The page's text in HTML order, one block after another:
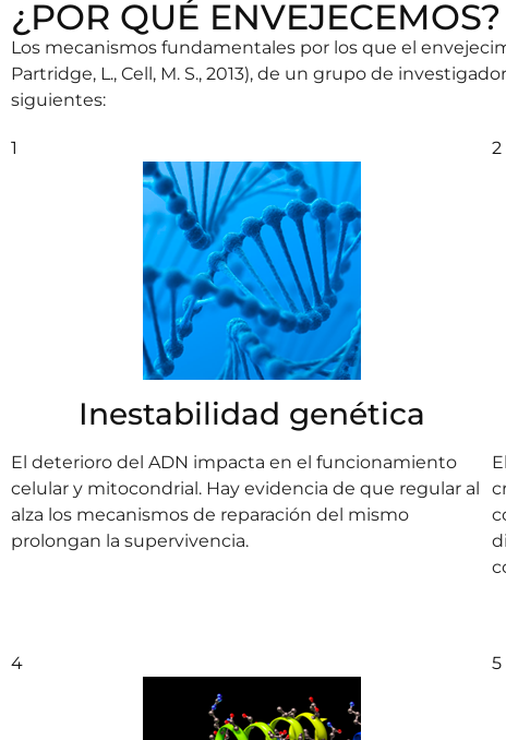
¿POR QUÉ ENVEJECEMOS?
Los mecanismos fundamentales por los que el
Partridge, L., Cell, M. S., 2013), de un grupo de
siguientes:
1
Inestabilidad genética
El deterioro del ADN impacta en el funcionamiento
celular y mitocondrial. Hay evidencia de que regular al
alza los mecanismos de reparación del mismo
prolongan la supervivencia.
2
4 5